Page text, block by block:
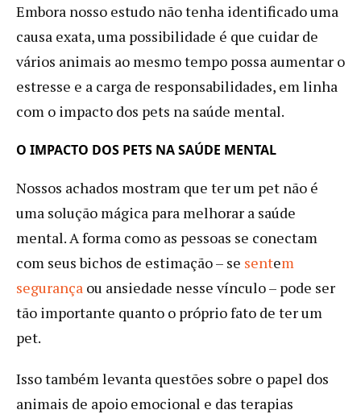
Embora nosso estudo não tenha identificado uma
causa exata, uma possibilidade é que cuidar de
vários animais ao mesmo tempo possa aumentar o
estresse e a carga de responsabilidades, em linha
com o impacto dos pets na saúde mental.
O IMPACTO DOS PETS NA SAÚDE MENTAL
Nossos achados mostram que ter um pet não é
uma solução mágica para melhorar a saúde
mental. A forma como as pessoas se conectam
com seus bichos de estimação – se sentem
segurança ou ansiedade nesse vínculo – pode ser
tão importante quanto o próprio fato de ter um
pet.
Isso também levanta questões sobre o papel dos
animais de apoio emocional e das terapias